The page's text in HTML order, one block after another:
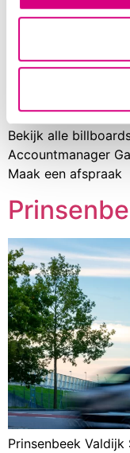
A17 Roosendaal
A17 richting
week (richting
165.721) 70 m²
Bekijk alle
Accountmanager
Maak een
Prinsenbeek